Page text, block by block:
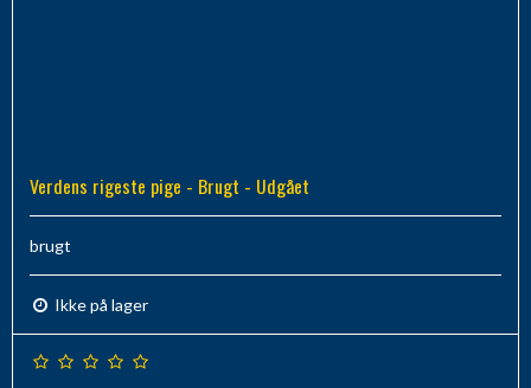
Verdens rigeste pige - Brugt - Udgået
brugt
Ikke på lager